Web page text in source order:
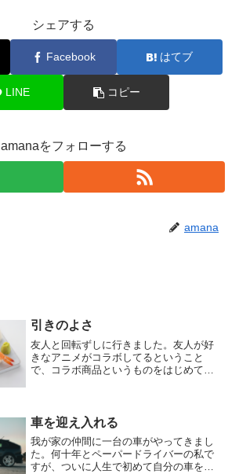
シェアする
Facebook はてブ
LINE コピー
amanaをフォローする
amana
引きのよさ
友人と回転ずしに行きました。友人が好
きなアニメがコラボしてるということ
で、コラボ商品というものをはじめて注
私が注文したら友人が一番好...
車を迎え入れる
我が家の仲間に一台の車がやってきまし
た。何十年とペーパードライバーの私で
すが、ついに人生で初めて自分の車を購